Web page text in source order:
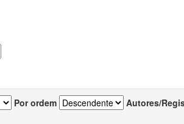
Por ordem Autores/